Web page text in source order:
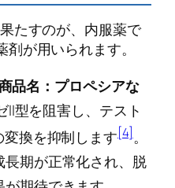
たすのが、内服薬で
が用いられます。
品名：プロペシアな
型を阻害し、テスト
換を抑制します[4]。
期が正常化され、脱